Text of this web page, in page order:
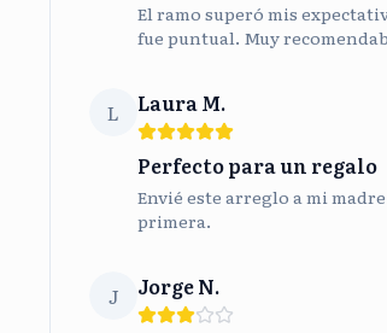
El ramo superó mis
fue puntual. Muy
L Laura M.
Perfecto para un regalo
Envié este arreglo a mi
primera.
J Jorge N.